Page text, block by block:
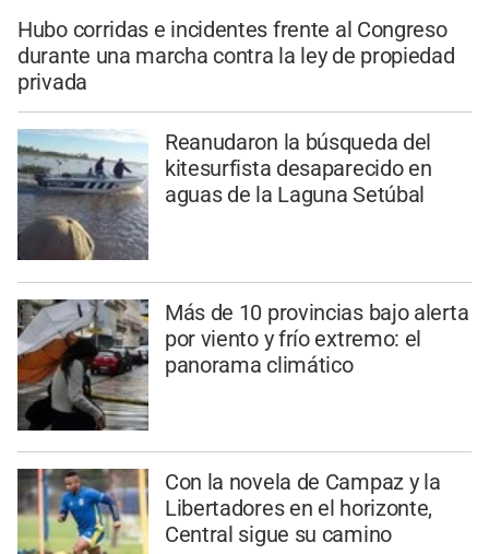
Hubo corridas e incidentes frente al Congreso
durante una marcha contra la ley de propiedad
privada
Reanudaron la búsqueda del
kitesurfista desaparecido en
aguas de la Laguna Setúbal
Más de 10 provincias bajo alerta
por viento y frío extremo: el
panorama climático
Con la novela de Campaz y la
Libertadores en el horizonte,
Central sigue su camino